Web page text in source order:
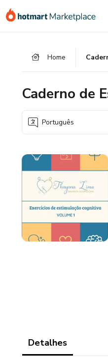
para
para
para
Home
Caderno de
Português
Detalhes